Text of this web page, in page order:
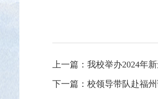
上一篇：我校举办2024年
下一篇：校领导带队赴福